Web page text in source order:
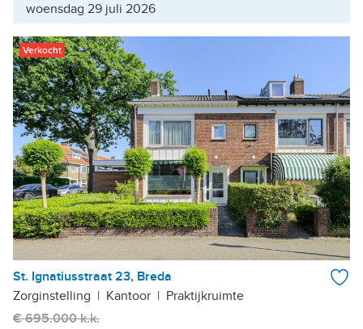
woensdag 29 juli 2026
Verkocht
St. Ignatiusstraat 23, Breda
Zorginstelling | Kantoor | Praktijkruimte
€ 695.000 k.k.